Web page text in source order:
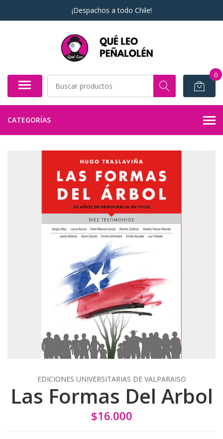
¡Despachos a todo Chile!
0
CATEGORÍAS
EDICIONES UNIVERSITARIAS DE VALPARAISO
Las Formas Del Arbol
$16.000